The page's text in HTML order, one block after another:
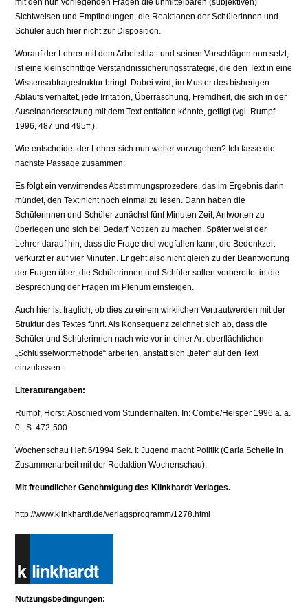
mit den nun vorliegenden Fragen die unmittelbaren (subjektiven)
Sichtweisen und Empfindungen, die Reaktionen der Schülerinnen und
Schüler auch hier nicht zur Disposition.
Worauf der Lehrer mit dem Arbeitsblatt und seinen Vorschlägen nun setzt,
ist eine kleinschrittige Verständnissicherungsstrategie, die den Text in eine
Wissensabfragestruktur bringt. Dabei wird, im Muster des bisherigen
Ablaufs verhaftet, jede Irritation, Überraschung, Fremdheit, die sich in der
Auseinandersetzung mit dem Text entfalten könnte, getilgt (vgl. Rumpf
1996, 487 und 495ff.).
Wie entscheidet der Lehrer sich nun weiter vorzugehen? Ich fasse die
nächste Passage zusammen:
Es folgt ein verwirrendes Abstimmungsprozedere, das im Ergebnis darin
mündet, den Text nicht noch einmal zu lesen. Dann haben die
Schülerinnen und Schüler zunächst fünf Minuten Zeit, Antworten zu
überlegen und sich bei Bedarf Notizen zu machen. Später weist der
Lehrer darauf hin, dass die Frage drei wegfallen kann, die Bedenkzeit
verkürzt er auf vier Minuten. Er geht also nicht gleich zu der Beantwortung
der Fragen über, die Schülerinnen und Schüler sollen vorbereitet in die
Besprechung der Fragen im Plenum einsteigen.
Auch hier ist fraglich, ob dies zu einem wirklichen Vertrautwerden mit der
Struktur des Textes führt. Als Konsequenz zeichnet sich ab, dass die
Schüler und Schülerinnen nach wie vor in einer Art oberflächlichen
„Schlüsselwortmethode“ arbeiten, anstatt sich „tiefer“ auf den Text
einzulassen.
Literaturangaben:
Rumpf, Horst: Abschied vom Stundenhalten. In: Combe/Helsper 1996 a. a.
0., S. 472-500
Wochenschau Heft 6/1994 Sek. I: Jugend macht Politik (Carla Schelle in
Zusammenarbeit mit der Redaktion Wochenschau).
Mit freundlicher Genehmigung des Klinkhardt Verlages.
http://www.klinkhardt.de/verlagsprogramm/1278.html
Nutzungsbedingungen: